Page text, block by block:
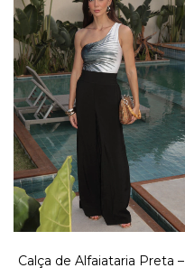
Calça de Alfaiataria Preta –